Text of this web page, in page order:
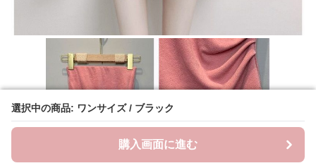
選択中の商品: ワンサイズ / ブラック
購入画面に進む
選択中の商品: ワンサイズ / ブラック
購入画面に進む